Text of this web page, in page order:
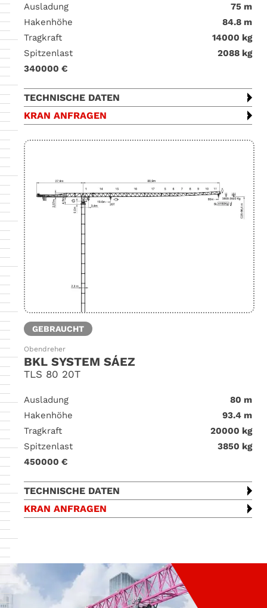
Ausladung
75 m
Hakenhöhe
84.8 m
Tragkraft
14000 kg
Spitzenlast
2088 kg
340000 €
TECHNISCHE DATEN
KRAN ANFRAGEN
GEBRAUCHT
Obendreher
BKL SYSTEM SÁEZ
TLS 80 20T
Ausladung
80 m
Hakenhöhe
93.4 m
Tragkraft
20000 kg
Spitzenlast
3850 kg
450000 €
TECHNISCHE DATEN
KRAN ANFRAGEN